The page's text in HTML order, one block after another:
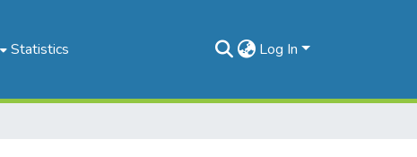
Statistics Log In